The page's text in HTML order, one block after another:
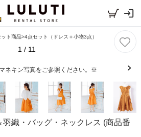
ット商品>4点セット（ドレス＋小物3点）
1 / 11
ネキン写真をご参照ください。※
羽織・バッグ・ネックレス (商品番